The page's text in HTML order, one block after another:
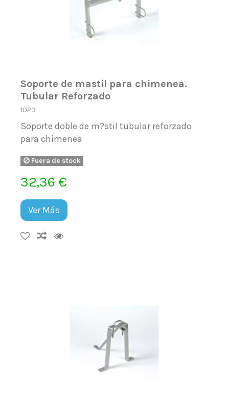
Soporte de mastil para chimenea.
Tubular Reforzado
1023
Soporte doble de m?stil tubular reforzado
para chimenea
Fuera de stock
32,36 €
Ver Más